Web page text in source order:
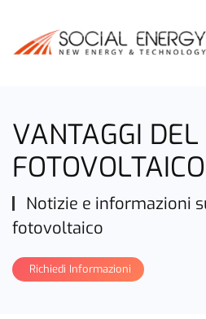
VANTAGGI DEL
FOTOVOLTAICO
Notizie e informazioni
fotovoltaico
Richiedi Informazioni